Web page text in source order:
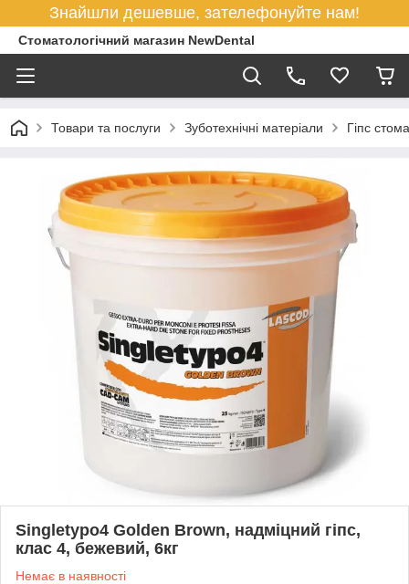
Знайшли дешевше, зателефонуйте нам!
Стоматологічний магазин NewDental
Товари та послуги Зуботехнічні матеріали Гіпс
Singletypo4 Golden Brown, надміцний гіпс,
клас 4, бежевий, 6кг
Немає в наявності